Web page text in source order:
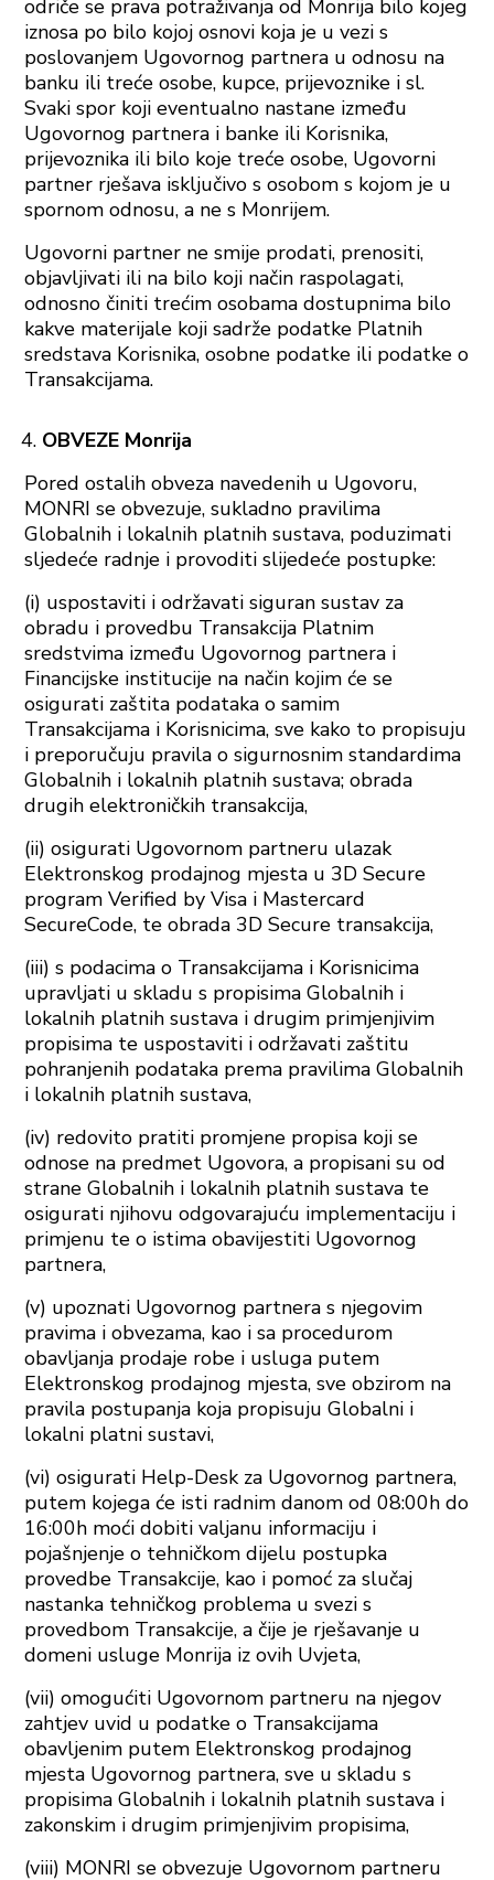
odriče se prava potraživanja od Monrija bilo kojeg
iznosa po bilo kojoj osnovi koja je u vezi s
poslovanjem Ugovornog partnera u odnosu na
banku ili treće osobe, kupce, prijevoznike i sl.
Svaki spor koji eventualno nastane između
Ugovornog partnera i banke ili Korisnika,
prijevoznika ili bilo koje treće osobe, Ugovorni
partner rješava isključivo s osobom s kojom je u
spornom odnosu, a ne s Monrijem.
Ugovorni partner ne smije prodati, prenositi,
objavljivati ili na bilo koji način raspolagati,
odnosno činiti trećim osobama dostupnima bilo
kakve materijale koji sadrže podatke Platnih
sredstava Korisnika, osobne podatke ili podatke o
Transakcijama.
OBVEZE Monrija
Pored ostalih obveza navedenih u Ugovoru,
MONRI se obvezuje, sukladno pravilima
Globalnih i lokalnih platnih sustava, poduzimati
sljedeće radnje i provoditi slijedeće postupke:
(i) uspostaviti i održavati siguran sustav za
obradu i provedbu Transakcija Platnim
sredstvima između Ugovornog partnera i
Financijske institucije na način kojim će se
osigurati zaštita podataka o samim
Transakcijama i Korisnicima, sve kako to propisuju
i preporučuju pravila o sigurnosnim standardima
Globalnih i lokalnih platnih sustava; obrada
drugih elektroničkih transakcija,
(ii) osigurati Ugovornom partneru ulazak
Elektronskog prodajnog mjesta u 3D Secure
program Verified by Visa i Mastercard
SecureCode, te obrada 3D Secure transakcija,
(iii) s podacima o Transakcijama i Korisnicima
upravljati u skladu s propisima Globalnih i
lokalnih platnih sustava i drugim primjenjivim
propisima te uspostaviti i održavati zaštitu
pohranjenih podataka prema pravilima Globalnih
i lokalnih platnih sustava,
(iv) redovito pratiti promjene propisa koji se
odnose na predmet Ugovora, a propisani su od
strane Globalnih i lokalnih platnih sustava te
osigurati njihovu odgovarajuću implementaciju i
primjenu te o istima obavijestiti Ugovornog
partnera,
(v) upoznati Ugovornog partnera s njegovim
pravima i obvezama, kao i sa procedurom
obavljanja prodaje robe i usluga putem
Elektronskog prodajnog mjesta, sve obzirom na
pravila postupanja koja propisuju Globalni i
lokalni platni sustavi,
(vi) osigurati Help-Desk za Ugovornog partnera,
putem kojega će isti radnim danom od 08:00h do
16:00h moći dobiti valjanu informaciju i
pojašnjenje o tehničkom dijelu postupka
provedbe Transakcije, kao i pomoć za slučaj
nastanka tehničkog problema u svezi s
provedbom Transakcije, a čije je rješavanje u
domeni usluge Monrija iz ovih Uvjeta,
(vii) omogućiti Ugovornom partneru na njegov
zahtjev uvid u podatke o Transakcijama
obavljenim putem Elektronskog prodajnog
mjesta Ugovornog partnera, sve u skladu s
propisima Globalnih i lokalnih platnih sustava i
zakonskim i drugim primjenjivim propisima,
(viii) MONRI se obvezuje Ugovornom partneru